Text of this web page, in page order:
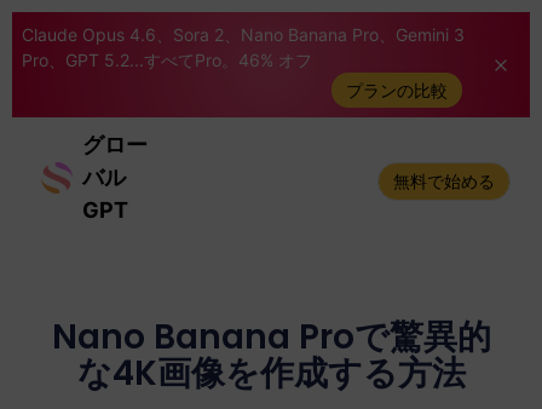
Claude Opus 4.6、Sora 2、Nano Banana Pro、Gemini 3
Pro、GPT 5.2...すべてPro。46% オフ
プランの比較
グロー
バル
GPT
無料で始める
Nano Banana Proで驚異的
な4K画像を作成する方法